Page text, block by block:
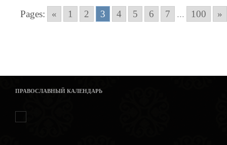
Pages: « 1 2 3 4 5 6 7 ... 100 »
ПРАВОСЛАВНЫЙ КАЛЕНДАРЬ